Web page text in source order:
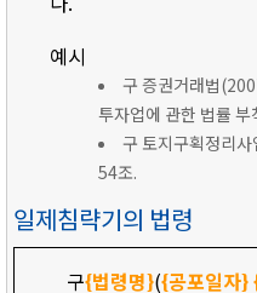
예시
구 증권거래법
투자업에 관한 법률
구 토지구획정리
54조.
일제침략기의 법령
구{법령명}({공포일자}